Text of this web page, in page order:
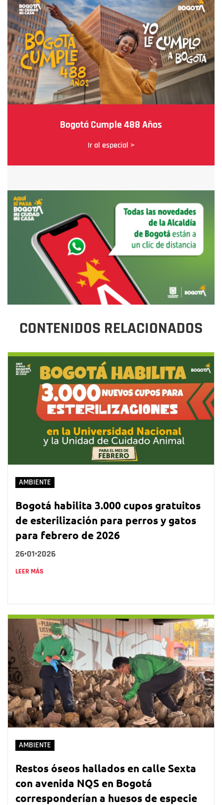
Bogotá Cumple 488 Años
Ir al especial >
CONTENIDOS RELACIONADOS
AMBIENTE
Bogotá habilita 3.000 cupos gratuitos
de esterilización para perros y gatos
para febrero de 2026
26•01•2026
LEER MÁS
AMBIENTE
Restos óseos hallados en calle Sexta
con avenida NQS en Bogotá
corresponderían a huesos de especie